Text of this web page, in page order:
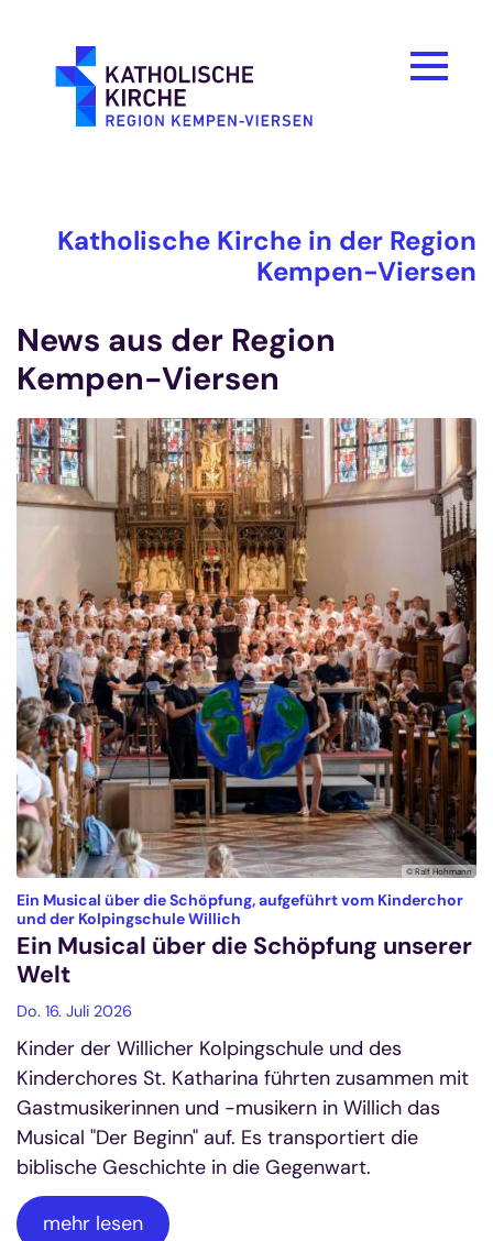
Katholische Kirche in der Region
Kempen-Viersen
News aus der Region
Kempen-Viersen
© Ralf Hohmann
Ein Musical über die Schöpfung, aufgeführt vom Kinderchor
und der Kolpingschule Willich
Ein Musical über die Schöpfung unserer
Welt
Do. 16. Juli 2026
Kinder der Willicher Kolpingschule und des
Kinderchores St. Katharina führten zusammen mit
Gastmusikerinnen und -musikern in Willich das
Musical "Der Beginn" auf. Es transportiert die
biblische Geschichte in die Gegenwart.
mehr lesen